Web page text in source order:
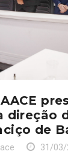
direção
de
31/